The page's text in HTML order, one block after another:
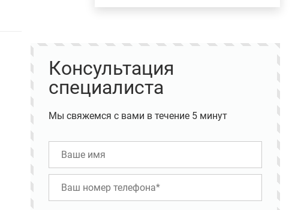
Консультация
специалиста
Мы свяжемся с вами в течение 5 минут